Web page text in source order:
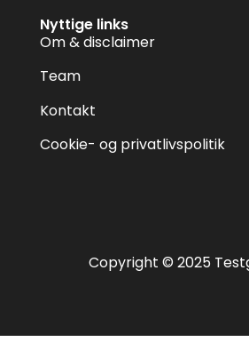
Nyttige links
Om & disclaimer
Team
Kontakt
Cookie- og privatlivspolitik
Copyright © 2025